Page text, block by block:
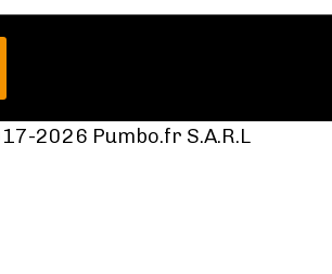
2026 Pumbo.fr S.A.R.L